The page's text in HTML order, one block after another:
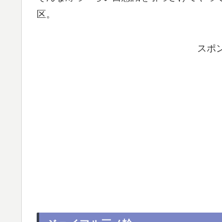
区。
スポ